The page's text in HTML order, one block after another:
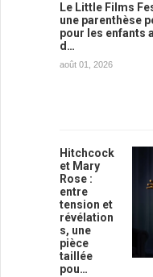
Le Little Films
une parenthèse
pour les enfants
d…
août 01, 2026
Hitchcock
et Mary
Rose :
entre
tension et
révélation
s, une
pièce
taillée
pou…